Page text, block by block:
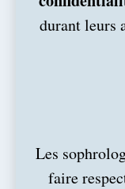
durant leurs
Les
faire